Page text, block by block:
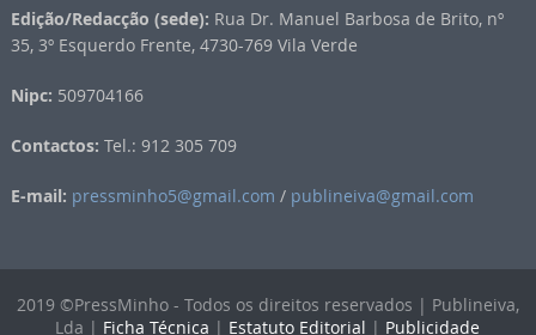
Edição/Redacção (sede): Rua Dr. Manuel Barbosa de Brito, nº
35, 3º Esquerdo Frente, 4730-769 Vila Verde
Nipc: 509704166
Contactos: Tel.: 912 305 709
E-mail: pressminho5@gmail.com / publineiva@gmail.com
2019 ©PressMinho - Todos os direitos reservados | Publineiva,
Lda | Ficha Técnica | Estatuto Editorial | Publicidade